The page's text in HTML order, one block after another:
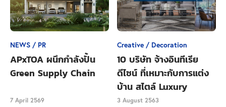
ในส่วนของทีพักทาง Booking.com ก็มีเเนะนำ เพียงเดิน
NEWS / PR
APxTOA ผนึกกำลังปั้น
Green Supply Chain
7 April 2569
Creative / Decoration
10 บริษัท จ้างอินทีเรีย
ดีไซน์ ที่เหมาะกับการแต่ง
บ้าน สไตล์ Luxury
3 August 2563